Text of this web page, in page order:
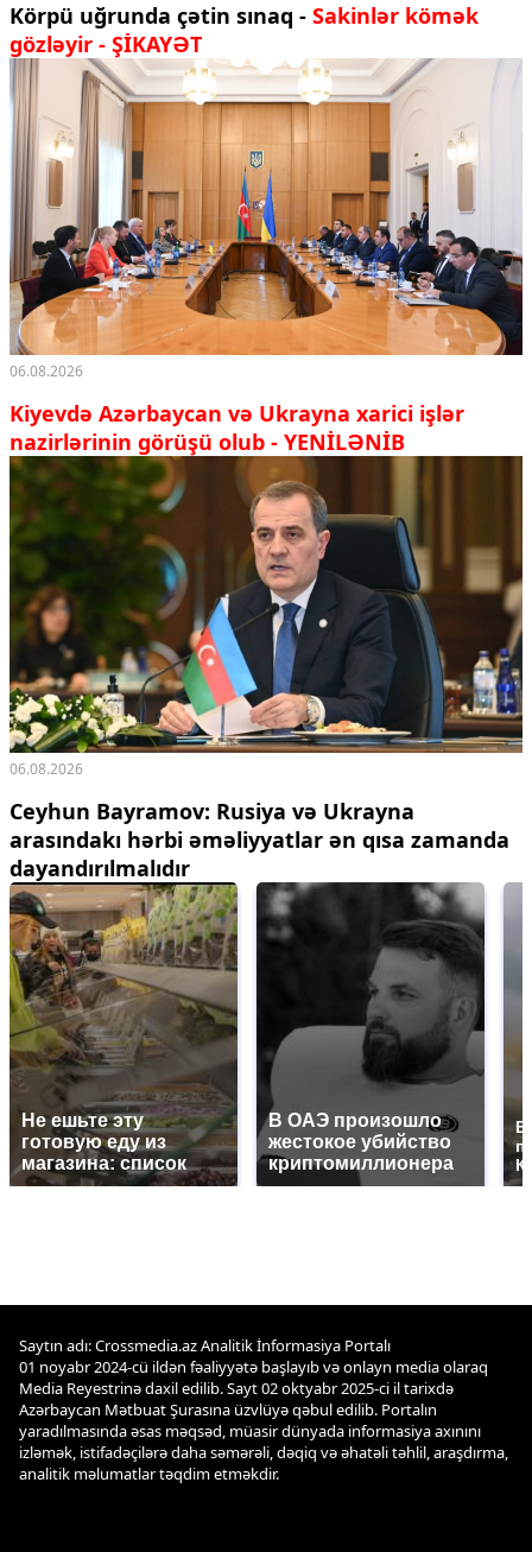
Körpü uğrunda çətin sınaq - Sakinlər kömək
gözləyir - ŞİKAYƏT
06.08.2026
Kiyevdə Azərbaycan və Ukrayna xarici işlər
nazirlərinin görüşü olub - YENİLƏNİB
06.08.2026
Ceyhun Bayramov: Rusiya və Ukrayna
arasındakı hərbi əməliyyatlar ən qısa zamanda
dayandırılmalıdır
Не ешьте эту
готовую еду из
магазина: список
В ОАЭ произошло
жестокое убийство
криптомиллионера
Saytın adı: Crossmedia.az Analitik İnformasiya Portalı
01 noyabr 2024-cü ildən fəaliyyətə başlayıb və onlayn media olaraq
Media Reyestrinə daxil edilib. Sayt 02 oktyabr 2025-ci il tarixdə
Azərbaycan Mətbuat Şurasına üzvlüyə qəbul edilib. Portalın
yaradılmasında əsas məqsəd, müasir dünyada informasiya axınını
izləmək, istifadəçilərə daha səmərəli, dəqiq və əhatəli təhlil, araşdırma,
analitik məlumatlar təqdim etməkdir.